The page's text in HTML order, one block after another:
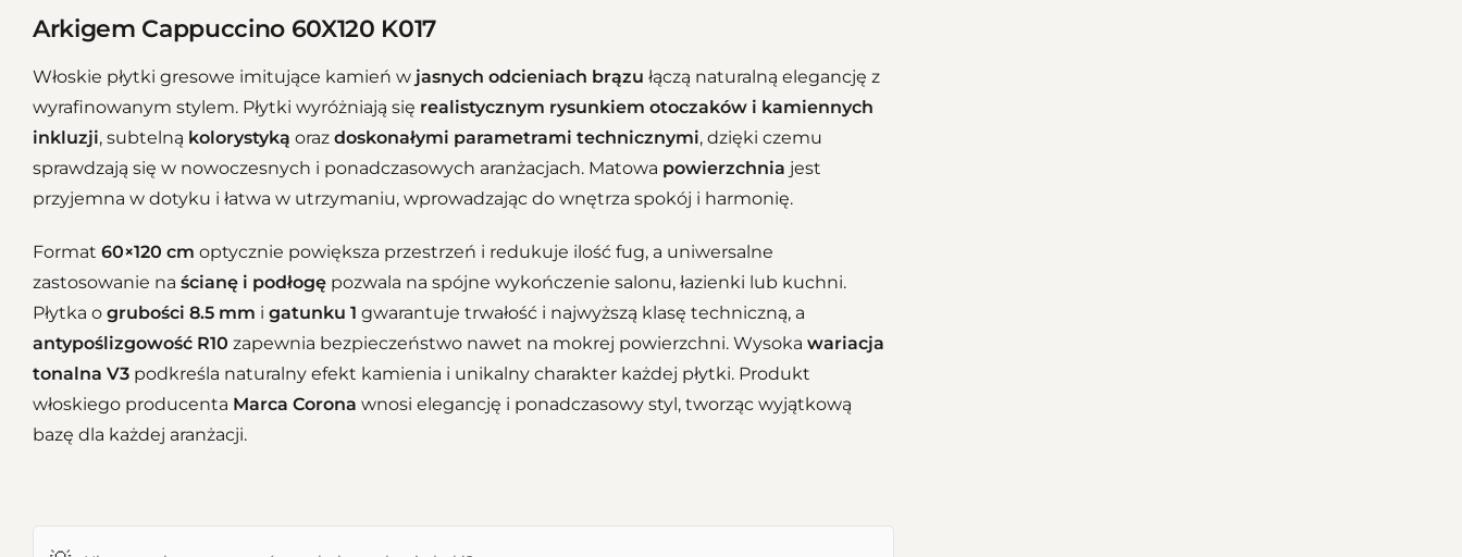
Arkigem Cappuccino 60X120 K017
Włoskie płytki gresowe imitujące kamień w jasnych odcieniach brązu łączą naturalną elegancję z
wyrafinowanym stylem. Płytki wyróżniają się realistycznym rysunkiem otoczaków i kamiennych
inkluzji, subtelną kolorystyką oraz doskonałymi parametrami technicznymi, dzięki czemu
sprawdzają się w nowoczesnych i ponadczasowych aranżacjach. Matowa powierzchnia jest
przyjemna w dotyku i łatwa w utrzymaniu, wprowadzając do wnętrza spokój i harmonię.
Format 60×120 cm optycznie powiększa przestrzeń i redukuje ilość fug, a uniwersalne
zastosowanie na ścianę i podłogę pozwala na spójne wykończenie salonu, łazienki lub kuchni.
Płytka o grubości 8.5 mm i gatunku 1 gwarantuje trwałość i najwyższą klasę techniczną, a
antypoślizgowość R10 zapewnia bezpieczeństwo nawet na mokrej powierzchni. Wysoka wariacja
tonalna V3 podkreśla naturalny efekt kamienia i unikalny charakter każdej płytki. Produkt
włoskiego producenta Marca Corona wnosi elegancję i ponadczasowy styl, tworząc wyjątkową
bazę dla każdej aranżacji.